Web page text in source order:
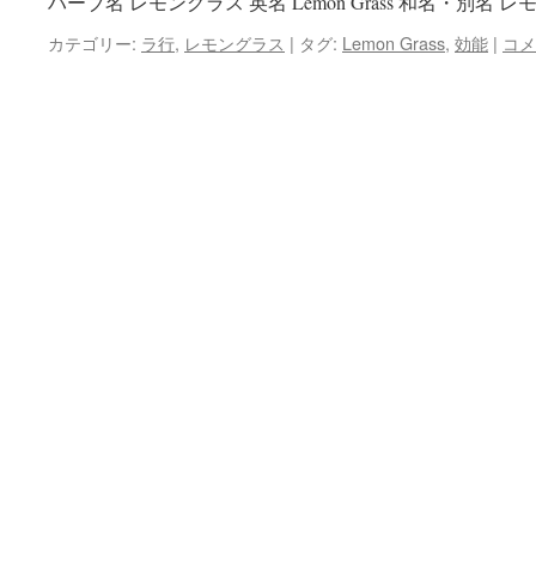
ス
カテゴリー: ラ行, レモングラス | タグ: Lemon Grass, 効能 | コ